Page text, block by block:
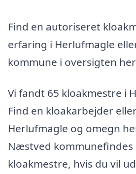
Find en autoriseret
erfaring i Herlufmagle
kommune i oversigten
Vi fandt 65 kloakmestre i
Find en kloakarbejder
Herlufmagle og omegn
Næstved kommunefindes
kloakmestre, hvis du vil